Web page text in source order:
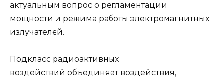
актуальным вопрос о регламента­ции
мощности и режима работы электромагнитных
излучателей.
Подкласс радиоактивных
воздействий объединяет воздействия,